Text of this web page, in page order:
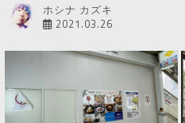
ホシナ カズキ
2021.03.26